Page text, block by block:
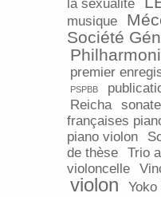
la sexualité
musique
Société
premier
PSPBB
Reicha
françaises
piano violon
de thèse
Trio
violoncelle
violon Yoko